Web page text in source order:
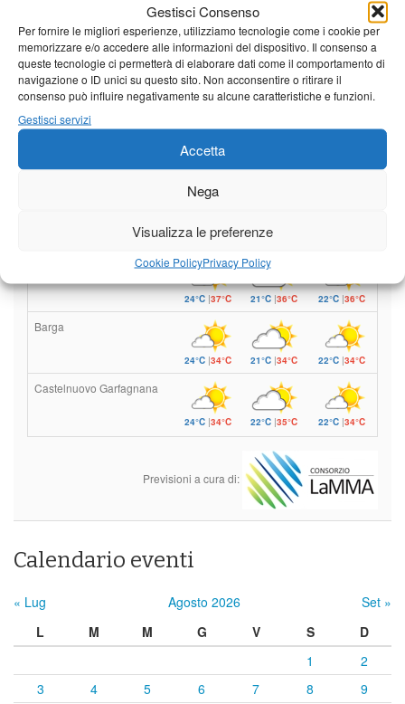
Gestisci Consenso
Per fornire le migliori esperienze, utilizziamo tecnologie come i cookie per
memorizzare e/o accedere alle informazioni del dispositivo. Il consenso a
queste tecnologie ci permetterà di elaborare dati come il comportamento di
navigazione o ID unici su questo sito. Non acconsentire o ritirare il
consenso può influire negativamente su alcune caratteristiche e funzioni.
Gestisci servizi
Accetta
Nega
Visualizza le preferenze
Cookie PolicyPrivacy Policy
Meteo
Il tempo di questo fine
settimana. temperature ancora
Venerdì Sabato
24°C|37°C 21°C|36°C 22°C |36°C
Barga
24°C|34°C 21°C|34°C 22°C |34°C
Castelnuovo Garfagnana
24°C|34°C 22°C|35°C 22°C |34°C
Previsioni a cura di:
Calendario eventi
« Lug Agosto 2026
Set »
L
M M G V S
D
1
2
3
4 5 6 7 8
9